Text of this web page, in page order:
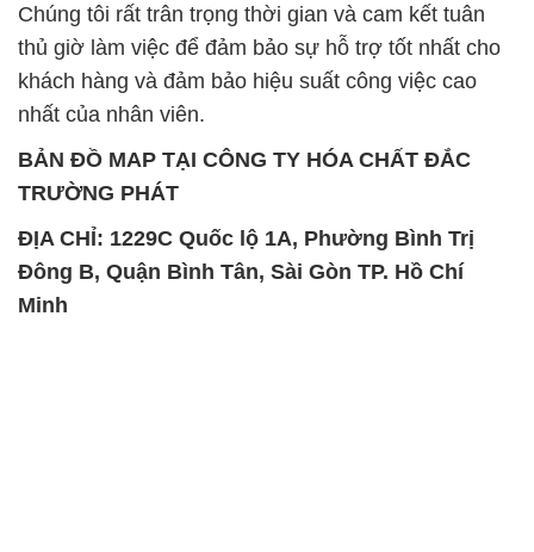
BẢN ĐỒ MAP TẠI CÔNG TY HÓA CHẤT ĐẮC
TRƯỜNG PHÁT
ĐỊA CHỈ: 1229C Quốc lộ 1A, Phường Bình Trị
Đông B, Quận Bình Tân, Sài Gòn TP. Hồ Chí
Minh